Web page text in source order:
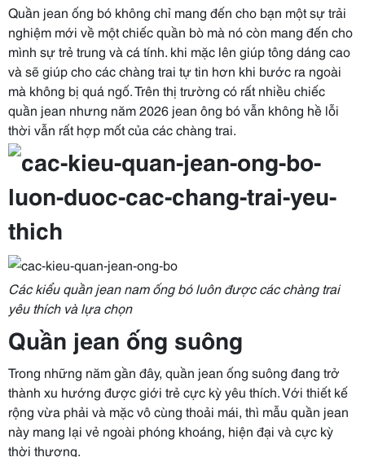
Quần jean ống bó không chỉ mang đến cho bạn một sự trải
nghiệm mới về một chiếc quần bò mà nó còn mang đến cho
mình sự trẻ trung và cá tính. khi mặc lên giúp tông dáng cao
và sẽ giúp cho các chàng trai tự tin hơn khi bước ra ngoài
mà không bị quá ngố. Trên thị trường có rất nhiều chiếc
quần jean nhưng năm 2026 jean ông bó vẫn không hề lỗi
thời vẫn rất hợp mốt của các chàng trai.
Các kiểu quần jean nam ống bó luôn được các chàng trai
yêu thích và lựa chọn
Quần jean ống suông
Trong những năm gần đây, quần jean ống suông đang trở
thành xu hướng được giới trẻ cực kỳ yêu thích. Với thiết kế
rộng vừa phải và mặc vô cùng thoải mái, thì mẫu quần jean
này mang lại vẻ ngoài phóng khoáng, hiện đại và cực kỳ
thời thượng.